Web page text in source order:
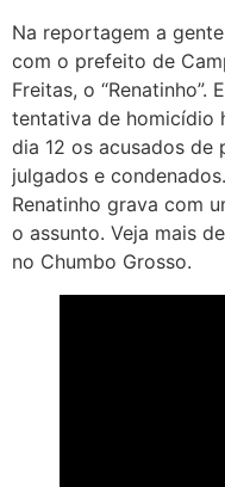
Na reportagem a
com o prefeito de
Freitas, o
tentativa de homicídio
dia 12 os acusados de
julgados e
Renatinho grava com
o assunto. Veja mais
no Chumbo Grosso.